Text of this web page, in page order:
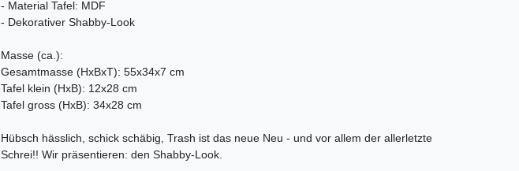
- Material Tafel: MDF
- Dekorativer Shabby-Look
Masse (ca.):
Gesamtmasse (HxBxT): 55x34x7 cm
Tafel klein (HxB): 12x28 cm
Tafel gross (HxB): 34x28 cm
Hübsch hässlich, schick schäbig, Trash ist das neue Neu - und vor allem der allerletzte
Schrei!! Wir präsentieren: den Shabby-Look.